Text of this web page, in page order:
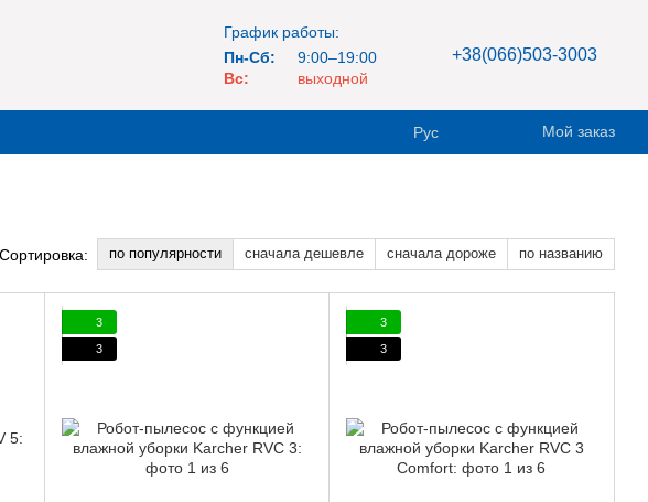
График работы:
Пн-Сб:
9:00–19:00
Вс:
выходной
+38(066)503-3003
Рус Мой заказ
Сортировка: по популярности сначала дешевле сначала дороже по названию
3
3
3
3